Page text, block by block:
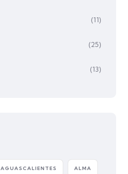
(11)
(25)
(13)
AGUASCALIENTES ALMA